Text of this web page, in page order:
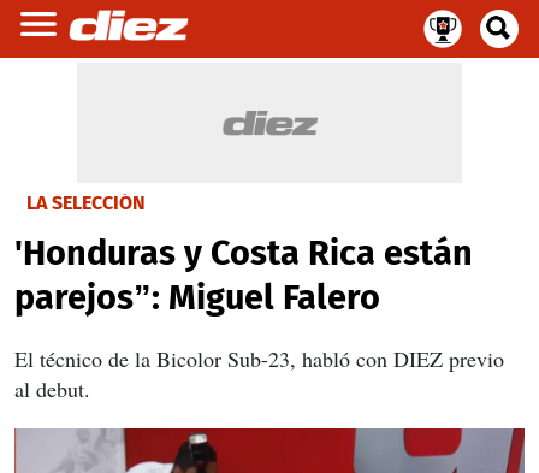
LA SELECCIÓN
'Honduras y Costa Rica están
parejos”: Miguel Falero
El técnico de la Bicolor Sub-23, habló con DIEZ previo
al debut.